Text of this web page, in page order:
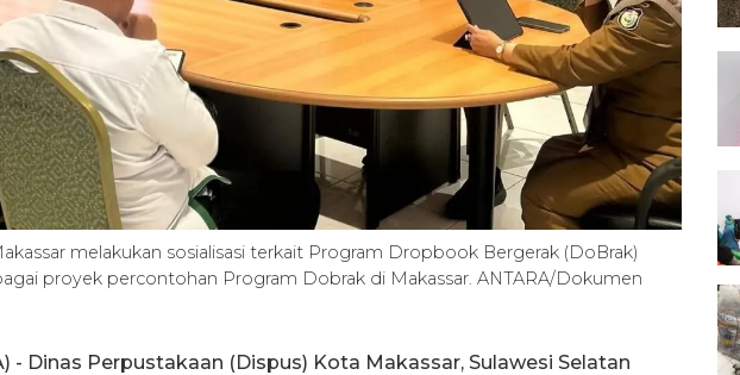
melakukan sosialisasi terkait Program Dropbook Bergerak (DoBrak)
proyek percontohan Program Dobrak di Makassar. ANTARA/Dokumen
- Dinas Perpustakaan (Dispus) Kota Makassar, Sulawesi Selatan